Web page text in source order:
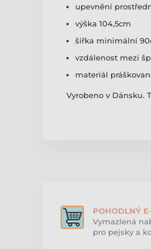
upevnění
výška 104,5cm
šířka minimální
vzdálenost mezi
materiál
Vyrobeno v Dánsku.
POHODLNÝ
Vymazlená
pro pejsky a